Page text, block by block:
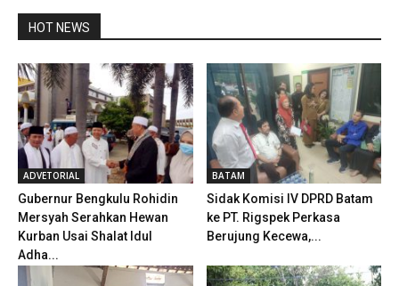
HOT NEWS
ADVETORIAL
Gubernur Bengkulu Rohidin
Mersyah Serahkan Hewan
Kurban Usai Shalat Idul
Adha...
BATAM
Sidak Komisi IV DPRD Batam
ke PT. Rigspek Perkasa
Berujung Kecewa,...